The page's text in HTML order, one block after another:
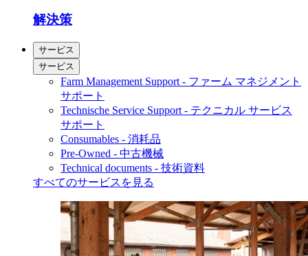
解決策
サービス
サービス
Farm Management Support - ファーム マネジメント
サポート
Technische Service Support - テクニカル サービス
サポート
Consumables - 消耗品
Pre-Owned - 中古機械
Technical documents - 技術資料
すべてのサービスを見る